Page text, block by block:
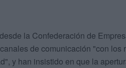
la Confederación de
de comunicación "con
y han insistido en que la